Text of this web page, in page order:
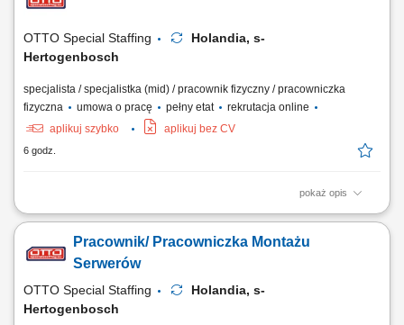
OTTO Special Staffing
Holandia, s-
Hertogenbosch
specjalista / specjalistka (mid) / pracownik fizyczny / pracowniczka
fizyczna
umowa o pracę pełny etat
rekrutacja online
aplikuj szybko
aplikuj bez CV
6 godz.
pokaż opis
Opis stanowiska: składanie i przygotowywanie serwerów oraz urządzeń
montażowych z zachowaniem obowiązujących norm jakościowych,
realizacja planów produkcyjnych i terminowe przygotowywanie
Pracownik/ Pracowniczka Montażu
Serwerów
OTTO Special Staffing
Holandia, s-
Hertogenbosch